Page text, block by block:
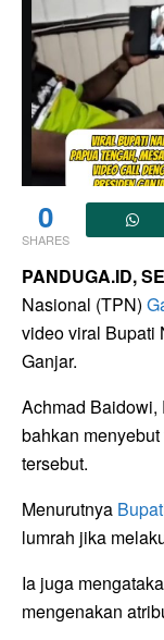
0
SHARES
PANDUGA.ID,
Nasional (TPN)
video viral Bupati
Ganjar.
Achmad Baidowi,
bahkan
tersebut.
Menurutnya
lumrah jika
Ia juga
mengenakan